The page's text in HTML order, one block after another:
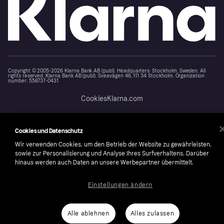
Copyright © 2005-2026 Klarna Bank AB (publ). Headquarters: Stockholm, Sweden. All
rights reserved. Klarna Bank AB (publ). Sveavägen 46, 111 34 Stockholm. Organization
number: 556737-0431
CookiesKlarna.com
Cookies und Datenschutz
Wir verwenden Cookies, um den Betrieb der Website zu gewährleisten,
sowie zur Personalisierung und Analyse Ihres Surfverhaltens. Darüber
hinaus werden auch Daten an unsere Werbepartner übermittelt.
Alle ablehnen Alles zulassen
Einstellungen ändern